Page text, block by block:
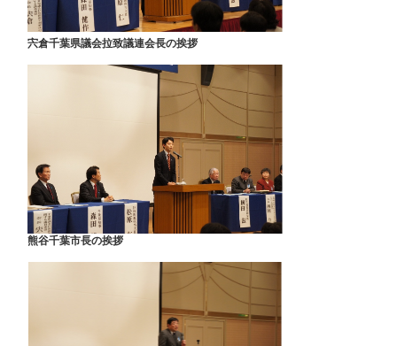
宍倉千葉県議会拉致議連会長の挨拶
熊谷千葉市長の挨拶